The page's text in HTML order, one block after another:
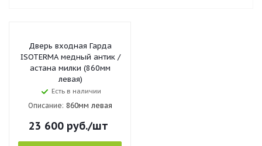
Дверь входная Гарда
ISOTERMA медный антик /
астана милки (860мм
левая)
Есть в наличии
Описание: 860мм левая
23 600руб./шт